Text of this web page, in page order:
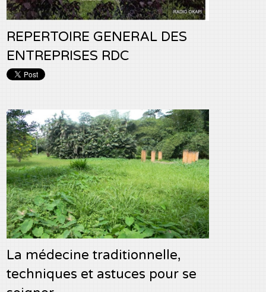
REPERTOIRE GENERAL DES
ENTREPRISES RDC
La médecine traditionnelle,
techniques et astuces pour se